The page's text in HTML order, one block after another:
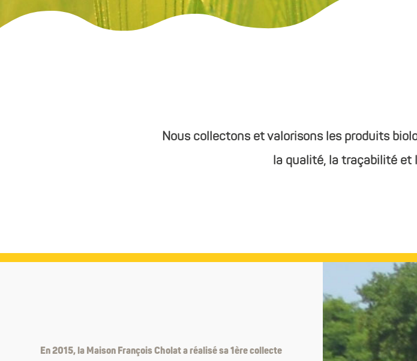
Nous collectons et valorisons les produits
la qualité, la traçabilité et
En 2015, la Maison François Cholat a réalisé sa 1ère collecte